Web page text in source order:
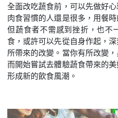
全面改吃蔬食前，可以先做好
肉食習慣的人還是很多，用餐
但蔬食者不需感到挫折，也不
食，或許可以先從自身作起，
所帶來的改變。當你有所改變
而開始嘗試去體驗蔬食帶來的
形成新的飲食風潮。